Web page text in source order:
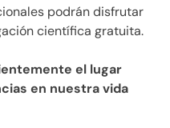
podrán disfrutar
científica gratuita.
el lugar
en nuestra vida